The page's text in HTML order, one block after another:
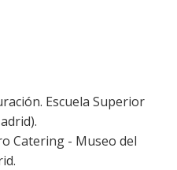
Escuela Superior
Catering - Museo del